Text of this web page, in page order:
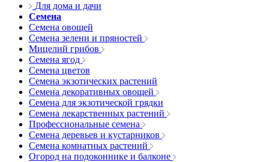
Для дома и дачи
Семена
Семена овощей
Семена зелени и пряностей
Мицелий грибов
Семена ягод
Семена цветов
Семена экзотических растений
Семена декоративных овощей
Семена для экзотической грядки
Семена лекарственных растений
Профессиональные семена
Семена деревьев и кустарников
Семена комнатных растений
Огород на подоконнике и балконе